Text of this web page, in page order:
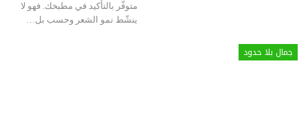
متوفّر بالتأكيد في مطبخك. فهو لا
ينشّط نمو الشعر وحسب بل…
جمال بلا حدود